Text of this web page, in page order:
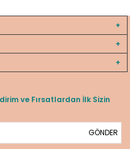
ve Fırsatlardan İlk Sizin
GÖNDER